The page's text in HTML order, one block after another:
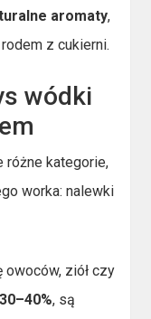
aromaty,
z cukierni.
wódki
różne kategorie,
worka: nalewki
ziół czy
30–40%, są